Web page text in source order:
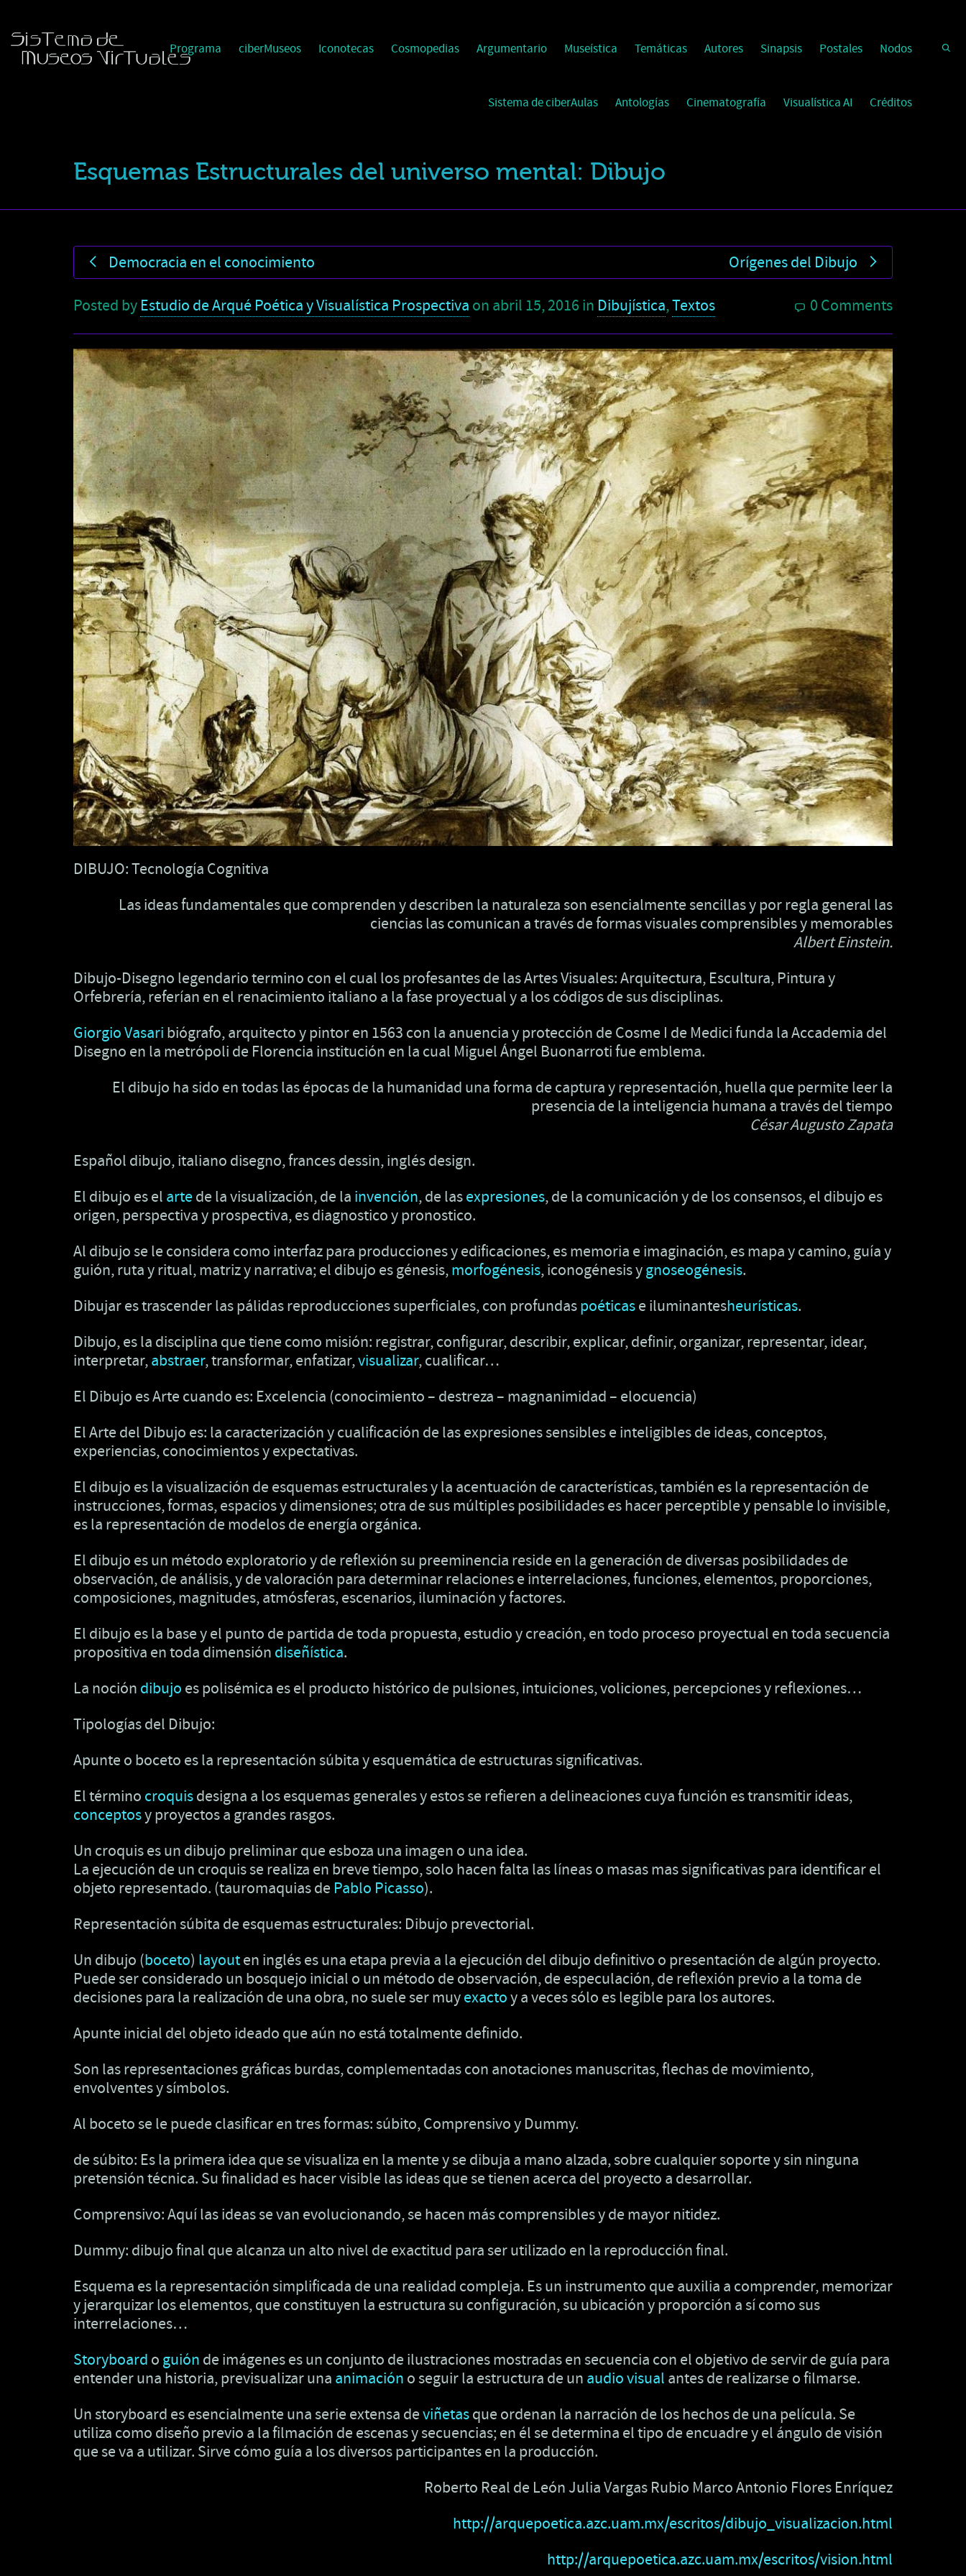
Programa ciberMuseos Iconotecas Cosmopedias Argumentario Museística Temáticas Autores Sinapsis Postales Nodos
Sistema de ciberAulas Antologías Cinematografía Visualística AI Créditos
Esquemas Estructurales del universo mental: Dibujo
Democracia en el conocimiento Orígenes del Dibujo
Posted by Estudio de Arqué Poética y Visualística Prospectiva on abril 15, 2016 in Dibujística,Textos 0 Comments
DIBUJO: Tecnología Cognitiva
Las ideas fundamentales que comprenden y describen la naturaleza son esencialmente sencillas y por regla general las
ciencias las comunican a través de formas visuales comprensibles y memorables
Albert Einstein.
Dibujo-Disegno legendario termino con el cual los profesantes de las Artes Visuales: Arquitectura, Escultura, Pintura y
Orfebrería, referían en el renacimiento italiano a la fase proyectual y a los códigos de sus disciplinas.
Giorgio Vasari biógrafo, arquitecto y pintor en 1563 con la anuencia y protección de Cosme I de Medici funda la Accademia del
Disegno en la metrópoli de Florencia institución en la cual Miguel Ángel Buonarroti fue emblema.
El dibujo ha sido en todas las épocas de la humanidad una forma de captura y representación, huella que permite leer la
presencia de la inteligencia humana a través del tiempo
César Augusto Zapata
Español dibujo, italiano disegno, frances dessin, inglés design.
El dibujo es el arte de la visualización, de la invención, de lasexpresiones, de la comunicación y de los consensos, el dibujo es
origen, perspectiva y prospectiva, es diagnostico y pronostico.
Al dibujo se le considera como interfaz para producciones y edificaciones, es memoria e imaginación, es mapa y camino, guía y
guión, ruta y ritual, matriz y narrativa; el dibujo es génesis,morfogénesis, iconogénesis ygnoseogénesis.
Dibujar es trascender las pálidas reproducciones superficiales, con profundaspoéticase iluminantesheurísticas.
Dibujo, es la disciplina que tiene como misión: registrar, configurar, describir, explicar, definir, organizar, representar, idear,
interpretar,abstraer, transformar, enfatizar,visualizar, cualificar…
El Dibujo es Arte cuando es: Excelencia (conocimiento – destreza – magnanimidad – elocuencia)
El Arte del Dibujo es: la caracterización y cualificación de las expresiones sensibles e inteligibles de ideas, conceptos,
experiencias, conocimientos y expectativas.
El dibujo es la visualización de esquemas estructurales y la acentuación de características, también es la representación de
instrucciones, formas, espacios y dimensiones; otra de sus múltiples posibilidades es hacer perceptible y pensable lo invisible,
es la representación de modelos de energía orgánica.
El dibujo es un método exploratorio y de reflexión su preeminencia reside en la generación de diversas posibilidades de
observación, de análisis, y de valoración para determinar relaciones e interrelaciones, funciones, elementos, proporciones,
composiciones, magnitudes, atmósferas, escenarios, iluminación y factores.
El dibujo es la base y el punto de partida de toda propuesta, estudio y creación, en todo proceso proyectual en toda secuencia
propositiva en toda dimensión diseñística.
La noción dibujo es polisémica es el producto histórico de pulsiones, intuiciones, voliciones, percepciones y reflexiones…
Tipologías del Dibujo:
Apunte o boceto es la representación súbita y esquemática de estructuras significativas.
El término croquisdesigna a los esquemas generales y estos se refieren a delineaciones cuya función es transmitir ideas,
conceptosy proyectos a grandes rasgos.
Un croquis es un dibujo preliminar que esboza una imagen o una idea.
La ejecución de un croquis se realiza en breve tiempo, solo hacen falta las líneas o masas mas significativas para identificar el
objeto representado. (tauromaquias de Pablo Picasso).
Representación súbita de esquemas estructurales: Dibujo prevectorial.
Un dibujo (boceto) layouten inglés es una etapa previa a la ejecución del dibujo definitivo o presentación de algún proyecto.
Puede ser considerado un bosquejo inicial o un método de observación, de especulación, de reflexión previo a la toma de
decisiones para la realización de una obra, no suele ser muyexactoy a veces sólo es legible para los autores.
Apunte inicial del objeto ideado que aún no está totalmente definido.
Son las representaciones gráficas burdas, complementadas con anotaciones manuscritas, flechas de movimiento,
envolventes y símbolos.
Al boceto se le puede clasificar en tres formas: súbito, Comprensivo y Dummy.
de súbito: Es la primera idea que se visualiza en la mente y se dibuja a mano alzada, sobre cualquier soporte y sin ninguna
pretensión técnica. Su finalidad es hacer visible las ideas que se tienen acerca del proyecto a desarrollar.
Comprensivo: Aquí las ideas se van evolucionando, se hacen más comprensibles y de mayor nitidez.
Dummy: dibujo final que alcanza un alto nivel de exactitud para ser utilizado en la reproducción final.
Esquema es la representación simplificada de una realidad compleja. Es un instrumento que auxilia a comprender, memorizar
y jerarquizar los elementos, que constituyen la estructura su configuración, su ubicación y proporción a sí como sus
interrelaciones…
Storyboard o guión de imágenes es un conjunto de ilustraciones mostradas en secuencia con el objetivo de servir de guía para
entender una historia, previsualizar una animación o seguir la estructura de un audio visual antes de realizarse o filmarse.
Un storyboard es esencialmente una serie extensa deviñetasque ordenan la narración de los hechos de una película. Se
utiliza como diseño previo a la filmación de escenas y secuencias; en él se determina el tipo de encuadre y el ángulo de visión
que se va a utilizar. Sirve cómo guía a los diversos participantes en la producción.
Roberto Real de León Julia Vargas Rubio Marco Antonio Flores Enríquez
http://arquepoetica.azc.uam.mx/escritos/dibujo_visualizacion.html
http://arquepoetica.azc.uam.mx/escritos/vision.html